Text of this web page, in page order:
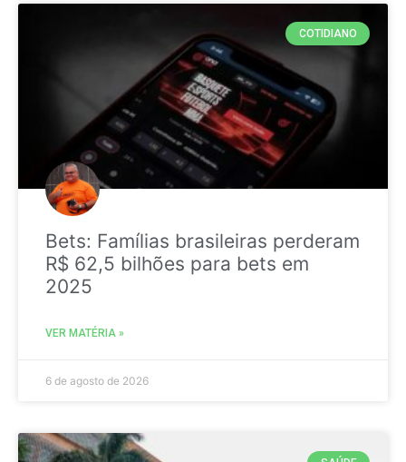
COTIDIANO
Bets: Famílias brasileiras perderam
R$ 62,5 bilhões para bets em
2025
VER MATÉRIA »
6 de agosto de 2026